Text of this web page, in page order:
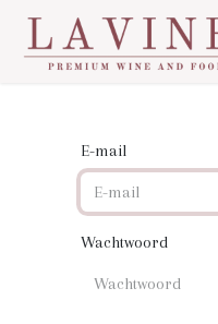
E-mail
Wachtwoord